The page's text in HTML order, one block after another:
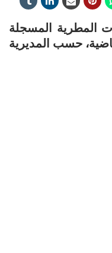
المطرية المسجلة
24 ساعة الماضية، حسب المديرية